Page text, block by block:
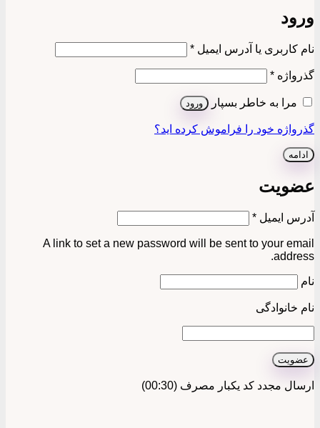
ورود
نام کاربری یا آدرس ایمیل *الزامی
گذرواژه *الزامی
مرا به خاطر بسپار ورود
گذرواژه خود را فراموش کرده اید؟
ادامه
عضویت
آدرس ایمیل *الزامی
A link to set a new password will be sent to your email
address.
نام
نام خانوادگی
عضویت
ارسال مجدد کد یکبار مصرف (00:
30
)